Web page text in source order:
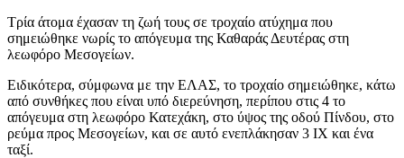
Τρία άτομα έχασαν τη ζωή τους σε τροχαίο ατύχημα που
σημειώθηκε νωρίς το απόγευμα της Καθαράς Δευτέρας στη
λεωφόρο Μεσογείων.
Ειδικότερα, σύμφωνα με την ΕΛΑΣ, το τροχαίο σημειώθηκε, κάτω
από συνθήκες που είναι υπό διερεύνηση, περίπου στις 4 το
απόγευμα στη λεωφόρο Κατεχάκη, στο ύψος της οδού Πίνδου, στο
ρεύμα προς Μεσογείων, και σε αυτό ενεπλάκησαν 3 ΙΧ και ένα
ταξί.